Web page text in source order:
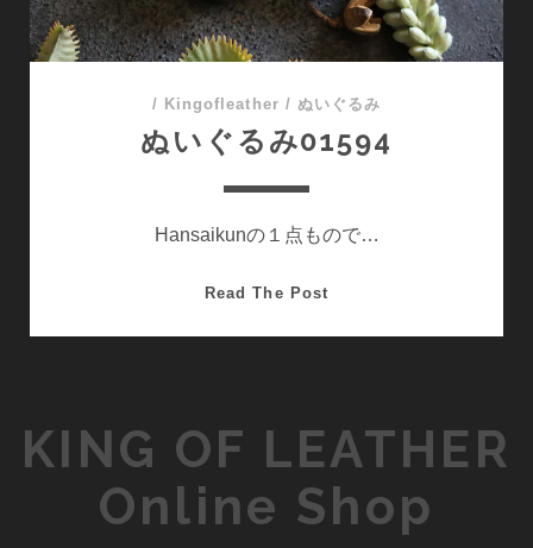
/ Kingofleather / ぬいぐるみ
ぬいぐるみ01594
Hansaikunの１点もので…
Read The Postぬ
01594
KING OF LEATHER
Online Shop